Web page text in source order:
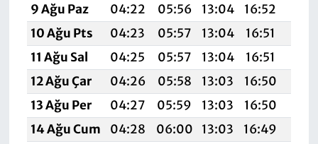
9 Ağu Paz
04:22 05:56 13:04 16:52
10 Ağu Pts
04:23 05:57 13:04 16:51
11 Ağu Sal
04:25 05:57 13:04 16:51
12 Ağu Çar
04:26 05:58 13:03 16:50
13 Ağu Per
04:27 05:59 13:03 16:50
14 Ağu Cum
04:28 06:00 13:03 16:49